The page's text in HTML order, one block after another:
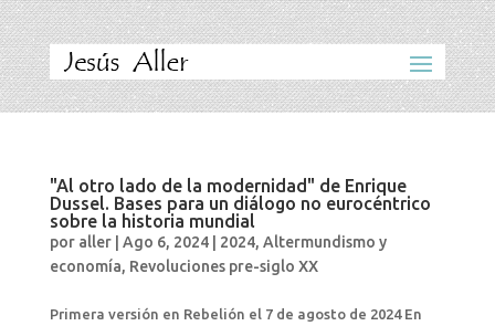
"Al otro lado de la modernidad" de Enrique
Dussel. Bases para un diálogo no eurocéntrico
sobre la historia mundial
por aller| Ago 6, 2024| 2024, Altermundismo y
economía, Revoluciones pre-siglo XX
Primera versión en Rebelión el 7 de agosto de 2024 En